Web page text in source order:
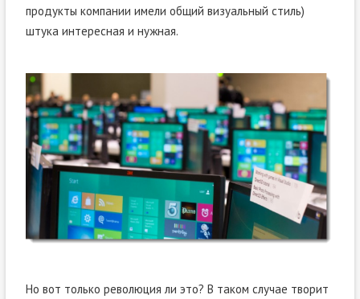
продукты компании имели общий визуальный стиль)
штука интересная и нужная.
Но вот только революция ли это? В таком случае творит